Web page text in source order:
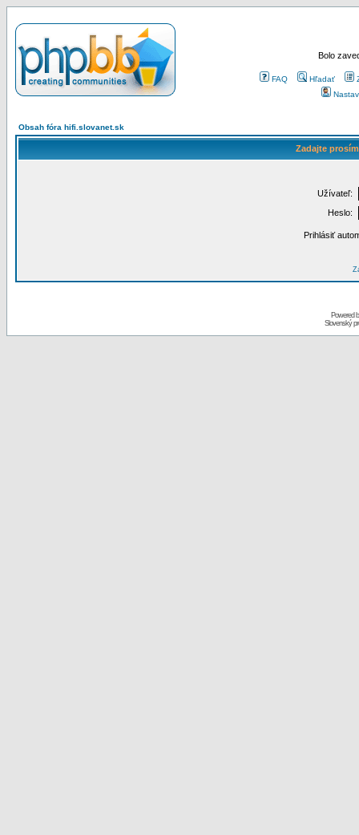
Bolo
FAQ Hľadať
Obsah fóra hifi.slovanet.sk
Zadajte
Užívateľ:
Heslo:
Prihlásiť
Powered
Slovenský